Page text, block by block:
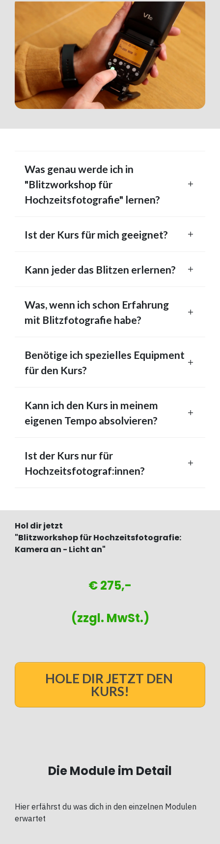
Was genau werde ich in
"Blitzworkshop für
Hochzeitsfotografie" lernen?
Ist der Kurs für mich geeignet?
Kann jeder das Blitzen erlernen?
Was, wenn ich schon Erfahrung
mit Blitzfotografie habe?
Benötige ich spezielles Equipment
für den Kurs?
Kann ich den Kurs in meinem
eigenen Tempo absolvieren?
Ist der Kurs nur für
Hochzeitsfotograf:innen?
Hol dir jetzt
"Blitzworkshop für Hochzeitsfotografie:
Kamera an - Licht an"
€ 275,-
(zzgl. MwSt.)
HOLE DIR JETZT DEN
KURS!
Die Module im Detail
Hier erfährst du was dich in den einzelnen Modulen
erwartet